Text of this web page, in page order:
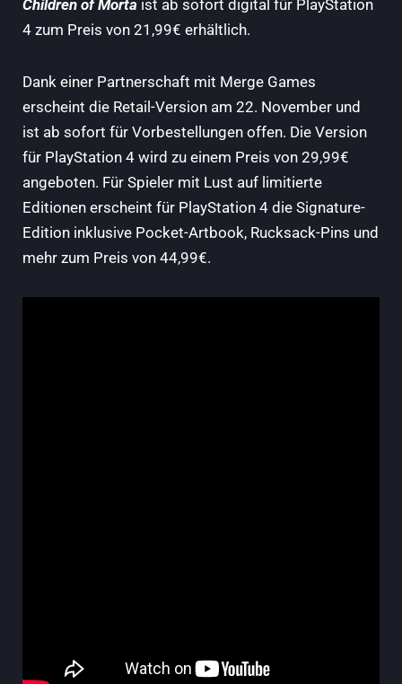
Children of Morta ist ab sofort digital für PlayStation
4 zum Preis von 21,99€ erhältlich.
Dank einer Partnerschaft mit Merge Games
erscheint die Retail-Version am 22. November und
ist ab sofort für Vorbestellungen offen. Die Version
für PlayStation 4 wird zu einem Preis von 29,99€
angeboten. Für Spieler mit Lust auf limitierte
Editionen erscheint für PlayStation 4 die Signature-
Edition inklusive Pocket-Artbook, Rucksack-Pins und
mehr zum Preis von 44,99€.